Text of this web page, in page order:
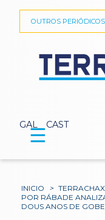
GAL CAST
OUTROS PERIÓDICOS
☰
INICIO >
POR RÁBADE
DOUS ANOS DE